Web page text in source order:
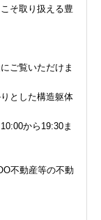
そ取り扱える豊
ご覧いただけま
とした構造躯体
から19:30ま
不動産等の不動